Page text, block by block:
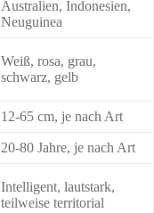
Australien, Indonesien,
Neuguinea
Weiß, rosa, grau,
schwarz, gelb
12-65 cm, je nach Art
20-80 Jahre, je nach Art
Intelligent, lautstark,
teilweise territorial